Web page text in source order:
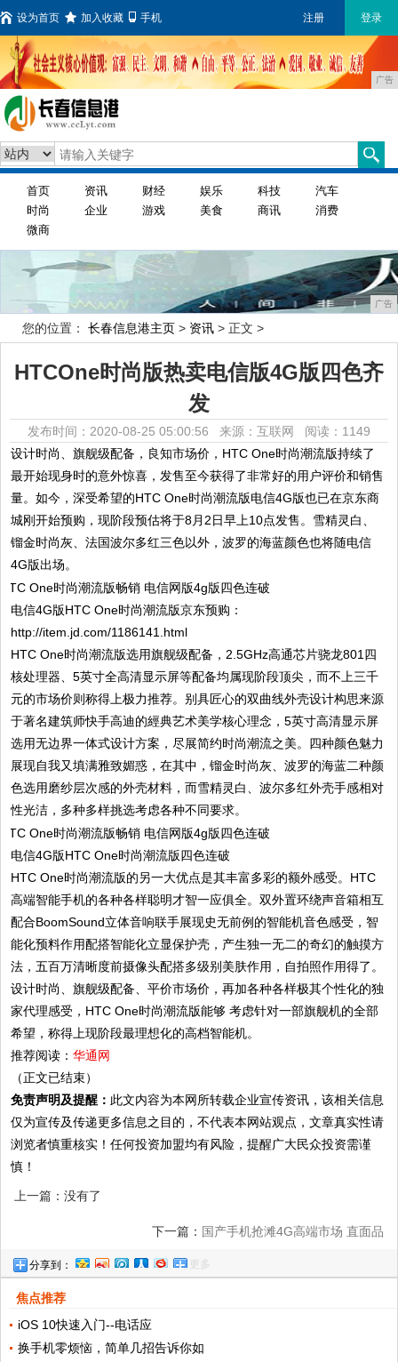
设为首页 加入收藏 手机 注册 登录
广告
首页 资讯 财经 娱乐 科技
汽车
时尚
企业 游戏 美食 商讯
消费
微商
广告
您的位置： 长春信息港主页 > 资讯 > 正文 >
HTCOne时尚版热卖电信版4G版四色齐
发
发布时间：2020-08-25 05:00:56 来源：互联网 阅读：1149
设计时尚、旗舰级配备，良知市场价，HTC One时尚潮流版持续了
最开始现身时的意外惊喜，发售至今获得了非常好的用户评价和销售
量。如今，深受希望的HTC One时尚潮流版电信4G版也已在京东商
城刚开始预购，现阶段预估将于8月2日早上10点发售。雪精灵白、
镏金时尚灰、法国波尔多红三色以外，波罗的海蓝颜色也将随电信
4G版出场。
电信4G版HTC One时尚潮流版京东预购：
http://item.jd.com/1186141.html
HTC One时尚潮流版选用旗舰级配备，2.5GHz高通芯片骁龙801四
核处理器、5英寸全高清显示屏等配备均属现阶段顶尖，而不上三千
元的市场价则称得上极力推荐。别具匠心的双曲线外壳设计构思来源
于著名建筑师快手高迪的經典艺术美学核心理念，5英寸高清显示屏
选用无边界一体式设计方案，尽展简约时尚潮流之美。四种颜色魅力
展现自我又填满雅致媚惑，在其中，镏金时尚灰、波罗的海蓝二种颜
色选用磨纱层次感的外壳材料，而雪精灵白、波尔多红外壳手感相对
性光洁，多种多样挑选考虑各种不同要求。
电信4G版HTC One时尚潮流版四色连破
HTC One时尚潮流版的另一大优点是其丰富多彩的额外感受。HTC
高端智能手机的各种各样聪明才智一应俱全。双外置环绕声音箱相互
配合BoomSound立体音响联手展现史无前例的智能机音色感受，智
能化预料作用配搭智能化立显保护壳，产生独一无二的奇幻的触摸方
法，五百万清晰度前摄像头配搭多级别美肤作用，自拍照作用得了。
设计时尚、旗舰级配备、平价市场价，再加各种各样极其个性化的独
家代理感受，HTC One时尚潮流版能够 考虑针对一部旗舰机的全部
希望，称得上现阶段最理想化的高档智能机。
推荐阅读：华通网
（正文已结束）
免责声明及提醒： 此文内容为本网所转载企业宣传资讯，该相关信息
仅为宣传及传递更多信息之目的，不代表本网站观点，文章真实性请
浏览者慎重核实！任何投资加盟均有风险，提醒广大民众投资需谨
慎！
上一篇：没有了
下一篇： 国产手机抢滩4G高端市场 直面品
分享到： 更多
焦点推荐
iOS 10快速入门--电话应
换手机零烦恼，简单几招告诉你如